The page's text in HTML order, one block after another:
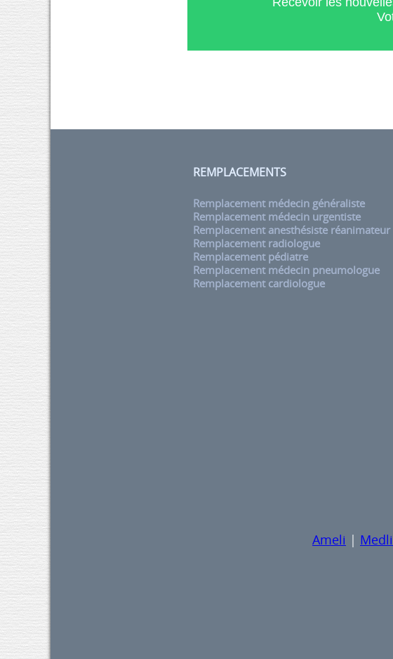
REMPLACEMENTS
Remplacement médecin généraliste
Remplacement médecin urgentiste
Remplacement anesthésiste réanimateur
Remplacement radiologue
Remplacement pédiatre
Remplacement médecin pneumologue
Remplacement cardiologue
Ameli |